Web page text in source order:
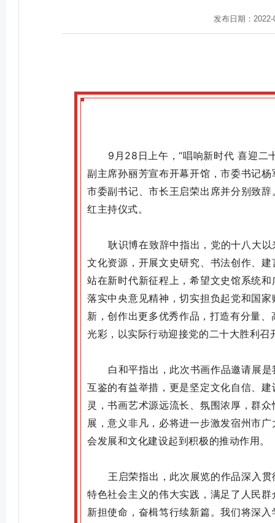
发布日期：
9月28日上午，“唱响新时代 喜迎
副主席孙丽芳宣布开幕开馆，市委书记
市委副书记、市长王启荣出席并分别致
红主持仪式。
耿识博在致辞中指出，党的十八大
文化资源，开展文史研究、书法创作、
站在新时代新征程上，希望文史馆系统
落实中央意见精神，切实担负起党和国
新，创作出更多优秀作品，打造有分量
光彩，以实际行动迎接党的二十大胜利召
白和平指出，此次书画作品邀请展
互鉴的有益举措，更是坚定文化自信、
灵，书画艺术源远流长、氛围浓厚，群
展，意义非凡，必将进一步激发宿州市
会发展和文化建设起到积极的推动作用。
王启荣指出，此次展览的作品深入
特色社会主义的伟大实践，满足了人民
新担使命，奋楫笃行续新篇。我们将深